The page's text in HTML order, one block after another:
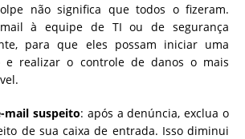
não significa que todos o fizeram.
à equipe de TI ou de segurança
para que eles possam iniciar uma
e realizar o controle de danos o mais
mail suspeito: após a denúncia, exclua o
de sua caixa de entrada. Isso diminui